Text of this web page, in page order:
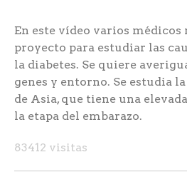
En este vídeo varios médicos
proyecto para estudiar las
la diabetes. Se quiere
genes y entorno. Se estudia
de Asia, que tiene una
la etapa del embarazo.
83412 visitas